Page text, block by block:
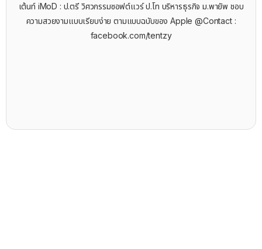
เต้นท์ iMoD : ป.ตรี วิศวกรรมซอฟต์แวร์ ป.โท บริหารธุรกิจ ม.พายัพ ชอบ
ความสวยงามแบบเรียบง่าย ตามแบบฉบับของ Apple @Contact :
facebook.com/tentzy